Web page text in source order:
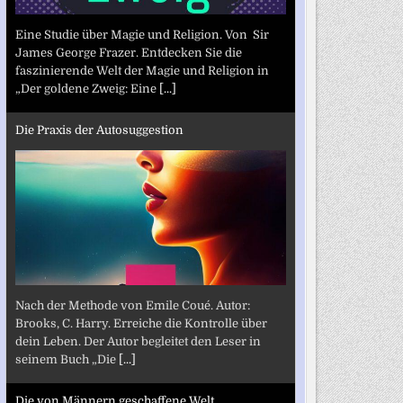
Eine Studie über Magie und Religion. Von Sir
James George Frazer. Entdecken Sie die
faszinierende Welt der Magie und Religion in
„Der goldene Zweig: Eine [...]
Die Praxis der Autosuggestion
Nach der Methode von Emile Coué. Autor:
Brooks, C. Harry. Erreiche die Kontrolle über
dein Leben. Der Autor begleitet den Leser in
seinem Buch „Die [...]